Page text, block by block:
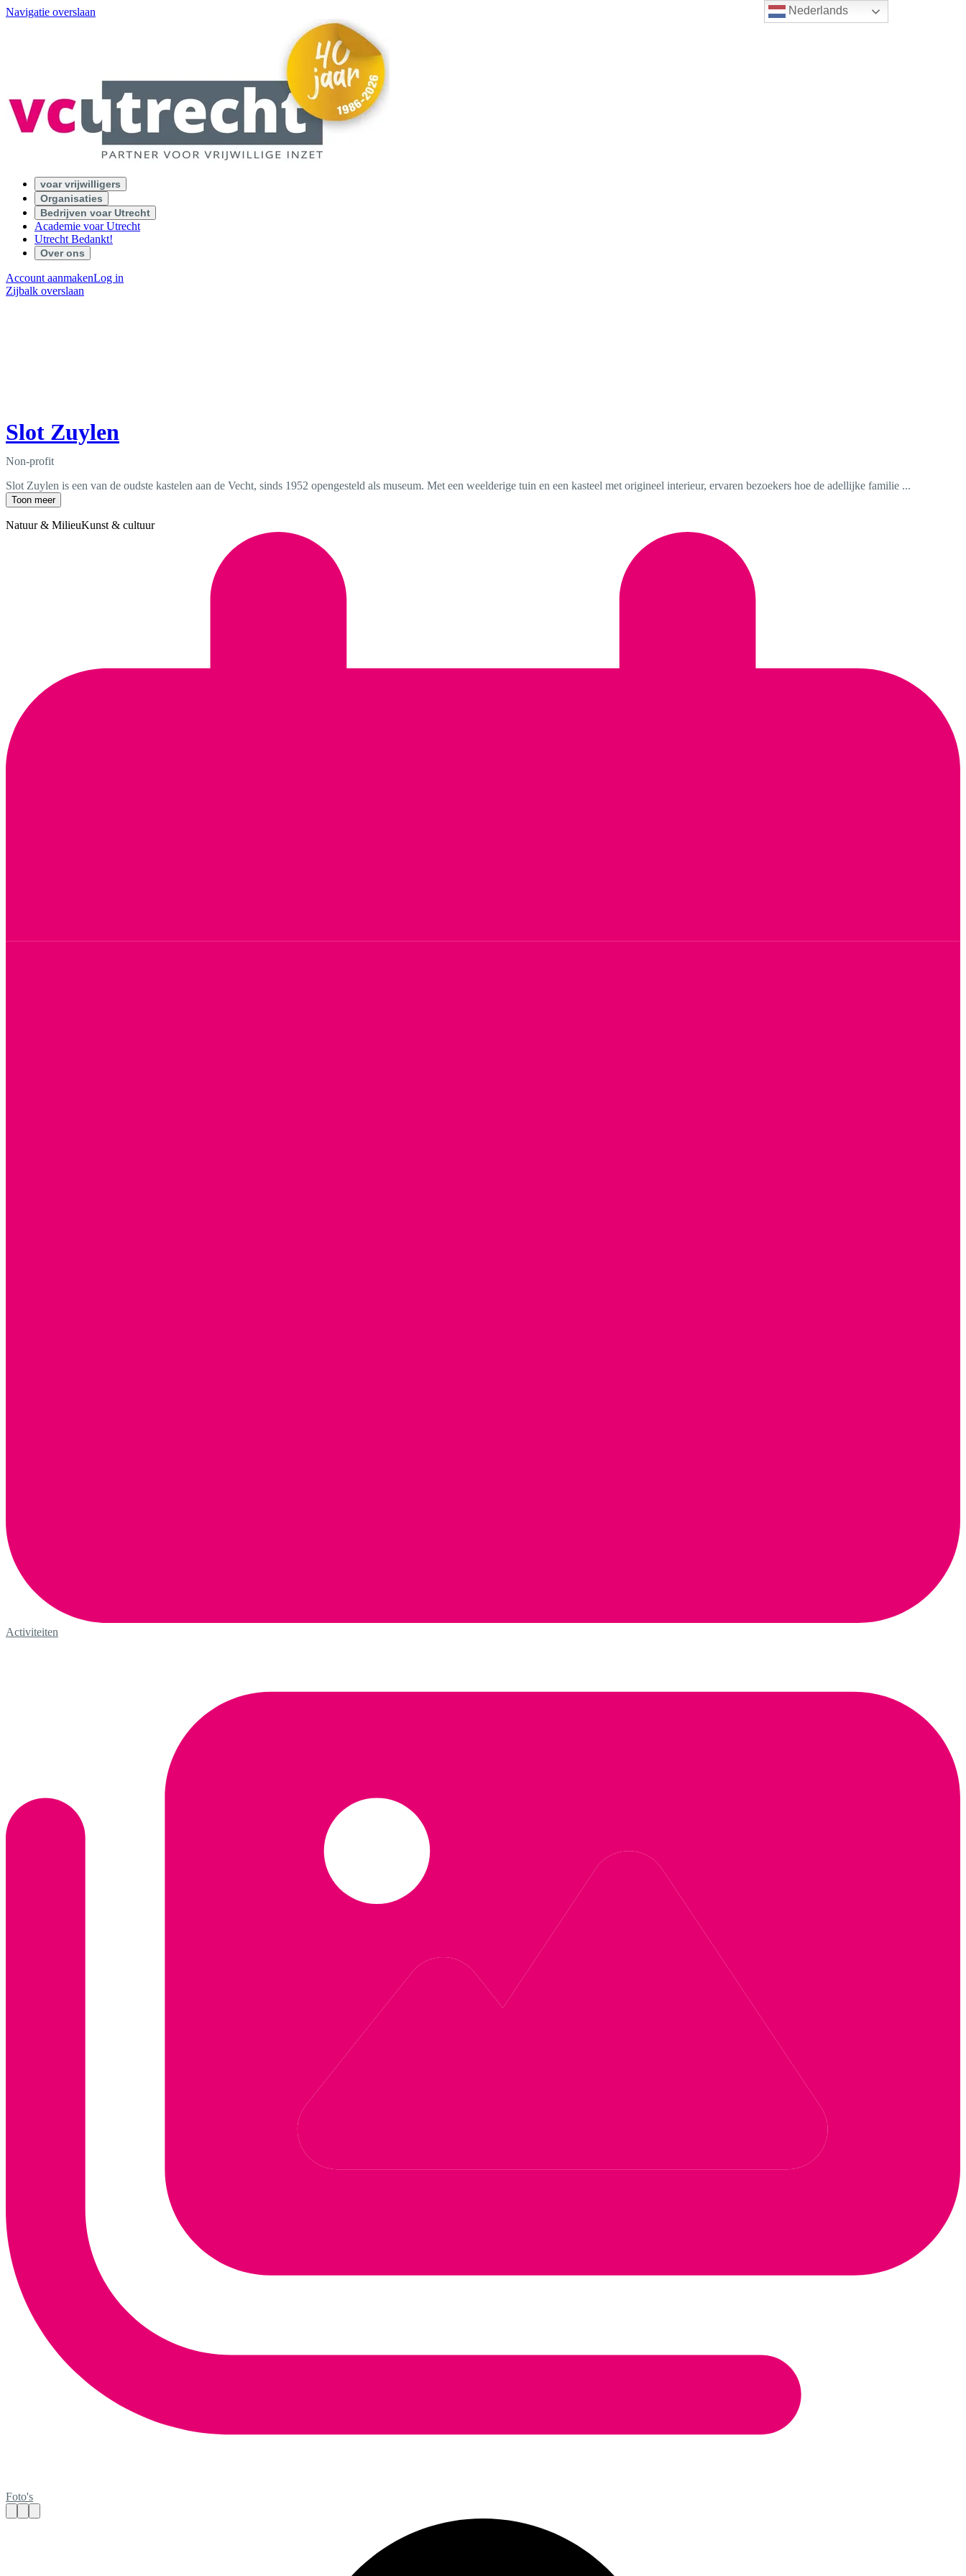
Nederlands
Navigatie overslaan
voar vrijwilligers
Organisaties
Bedrijven voar Utrecht
Academie voar Utrecht
Utrecht Bedankt!
Over ons
Account aanmakenLog in
Zijbalk overslaan
Slot Zuylen
Non-profit
Slot Zuylen is een van de oudste kastelen aan de Vecht, sinds 1952 opengesteld als museum. Met een weelderige tuin en een kasteel met origineel interieur, ervaren bezoekers hoe de adellijke familie ...
Toon meer
Natuur & MilieuKunst & cultuur
Activiteiten
Foto's